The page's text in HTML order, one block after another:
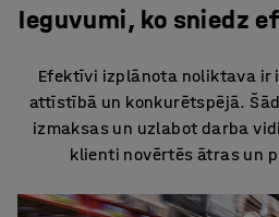
Ieguvumi, ko sniedz
Efektīvi izplānota noliktava ir
attīstībā un konkurētspējā.
izmaksas un uzlabot darba
klienti novērtēs ātras un